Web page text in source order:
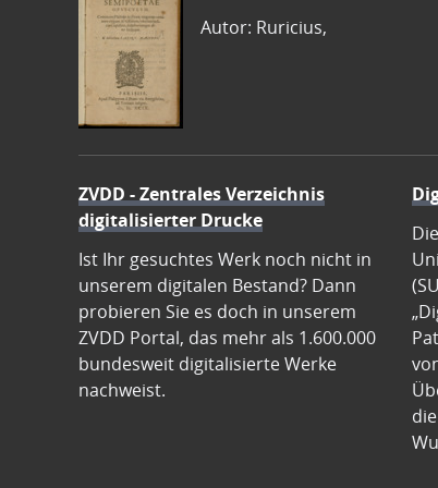
Autor: Ruricius,
ZVDD - Zentrales Verzeichnis
digitalisierter Drucke
Ist Ihr gesuchtes Werk noch nicht in
unserem digitalen Bestand? Dann
probieren Sie es doch in unserem
ZVDD Portal, das mehr als 1.600.000
bundesweit digitalisierte Werke
nachweist.